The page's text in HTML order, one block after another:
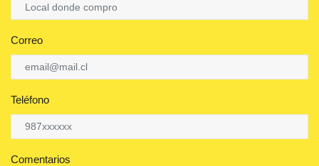
Correo
Teléfono
Comentarios